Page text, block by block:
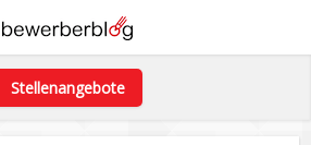
Stellenangebote